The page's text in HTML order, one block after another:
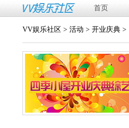
首页
VV娱乐社区 > 活动 > 开业庆典 >